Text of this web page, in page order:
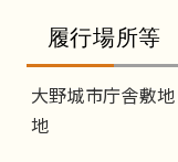
履行場所等
大野城市庁舎敷
地